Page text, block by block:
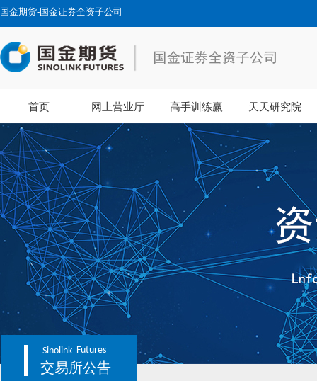
国金期货-国金证券全资子公司
首页 网上营业厅 高手训练赢 天天研究院
Sinolink Futures
交易所公告